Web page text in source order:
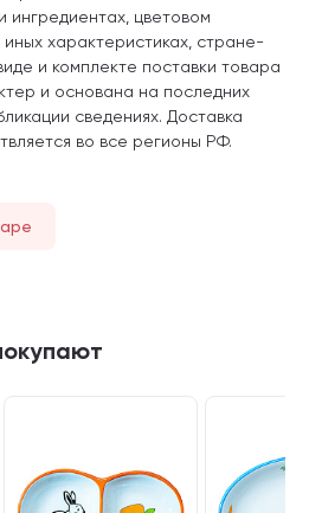
цветовом
характеристиках, стране-
и комплекте поставки товара
и основана на последних
сведениях. Доставка
во все регионы РФ.